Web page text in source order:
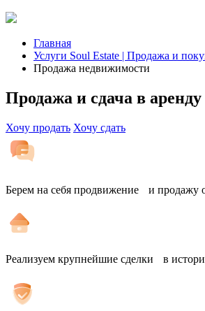
Главная
Услуги Soul Estate | Продажа и
Продажа недвижимости
Продажа и сдача в
Хочу продать Хочу сдать
Берем на себя продвижение и продажу
Реализуем крупнейшие сделки в